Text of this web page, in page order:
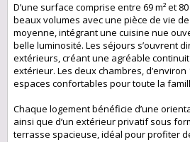
D’une surface comprise entre 69 m² et
beaux volumes avec une pièce de vie de
moyenne, intégrant une cuisine nue
belle luminosité. Les séjours s’ouvrent
extérieurs, créant une agréable
extérieur. Les deux chambres, d’environ
espaces confortables pour toute la
Chaque logement bénéficie d’une
ainsi que d’un extérieur privatif sous
terrasse spacieuse, idéal pour profiter